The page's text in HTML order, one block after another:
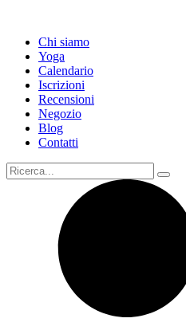
Chi siamo
Yoga
Calendario
Іscrizioni
Recensioni
Negozio
Blog
Contatti